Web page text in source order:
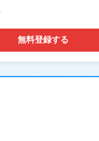
無料登録する